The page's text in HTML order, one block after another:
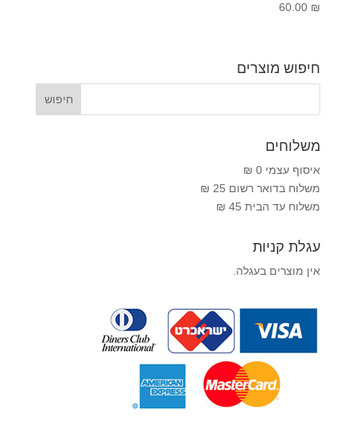
60.00 ₪
חיפוש מוצרים
משלוחים
איסוף עצמי 0 ₪
משלוח בדואר רשום 25 ₪
משלוח עד הבית 45 ₪
עגלת קניות
אין מוצרים בעגלה.